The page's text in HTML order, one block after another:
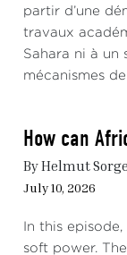
partir d’une
travaux
Sahara ni à un
mécanismes de
How can
By Helmut
July 10, 2026
In this
soft power.